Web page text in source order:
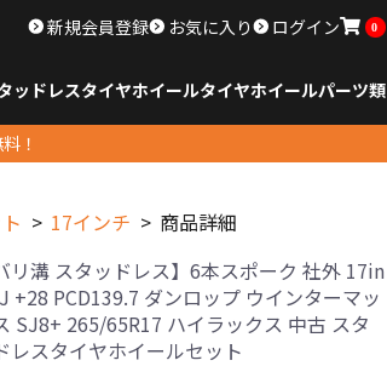
新規会員登録 お気に入り ログイン 0
ッドレスタイヤホイールタイヤホイールパーツ類
！
17インチ 商品詳細
リ溝 スタッドレス】6本スポーク 社外 17in
+28 PCD139.7 ダンロップ ウインターマッ
SJ8+ 265/65R17 ハイラックス 中古 スタ
レスタイヤホイールセット